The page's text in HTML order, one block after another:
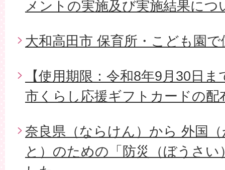
メントの実施及び実施結果につ
大和高田市 保育所・こども園
【使用期限：令和8年9月30日
市くらし応援ギフトカードの配
奈良県（ならけん）から 外国
と）のための「防災（ぼうさ